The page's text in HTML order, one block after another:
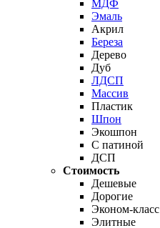
МДФ
Эмаль
Акрил
Береза
Дерево
Дуб
ЛДСП
Массив
Пластик
Шпон
Экошпон
С патиной
ДСП
Стоимость
Дешевые
Дорогие
Эконом-класс
Элитные